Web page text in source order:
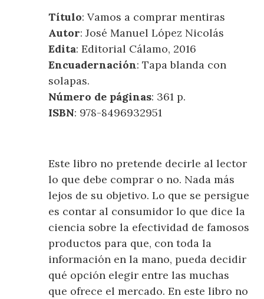
Título: Vamos a comprar mentiras
Autor: José Manuel López Nicolás
Edita: Editorial Cálamo, 2016
Encuadernación: Tapa blanda con
solapas.
Número de páginas: 361 p.
ISBN: 978-8496932951
Este libro no pretende decirle al lector
lo que debe comprar o no. Nada más
lejos de su objetivo. Lo que se persigue
es contar al consumidor lo que dice la
ciencia sobre la efectividad de famosos
productos para que, con toda la
información en la mano, pueda decidir
qué opción elegir entre las muchas
que ofrece el mercado. En este libro no